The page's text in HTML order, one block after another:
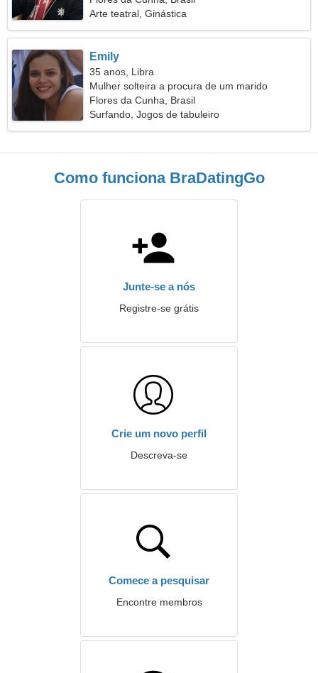
Arte teatral, Ginástica
Emily
35 anos, Libra
Mulher solteira a procura de um marido
Flores da Cunha, Brasil
Surfando, Jogos de tabuleiro
Como funciona BraDatingGo
Junte-se a nós
Registre-se grátis
Crie um novo perfil
Descreva-se
Comece a pesquisar
Encontre membros